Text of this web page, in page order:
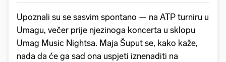
Upoznali su se sasvim spontano — na ATP turniru u
Umagu, večer prije njezinoga koncerta u sklopu
Umag Music Nightsa. Maja Šuput se, kako kaže,
nada da će ga sad ona uspjeti iznenaditi na